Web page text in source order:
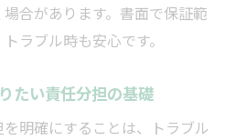
合があります。書面で保証範
ラブル時も安心です。
たい責任分担の基礎
明確にすることは、トラブル